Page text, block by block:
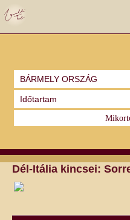
Dél-Itália kincsei: